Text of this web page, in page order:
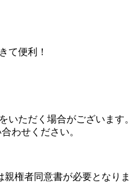
て便利！
いただく場合がございます。
わせください。
権者同意書が必要となりま